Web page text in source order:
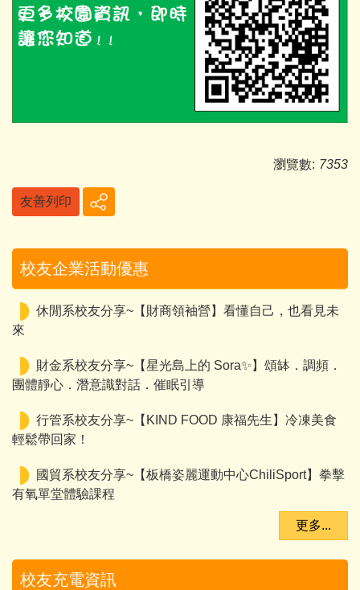
瀏覽數: 7353
友善列印
校友企業活動優惠
休閒系校友分享~【財商領袖營】看懂自己，也看見未
來
財金系校友分享~【星光島上的 Sora✨】頌缽．調頻．
團體靜心．潛意識對話．催眠引導
行管系校友分享~【KIND FOOD 康福先生】冷凍美食
輕鬆帶回家！
國貿系校友分享~【板橋姿麗運動中心ChiliSport】拳擊
有氧單堂體驗課程
更多...
校友充電資訊